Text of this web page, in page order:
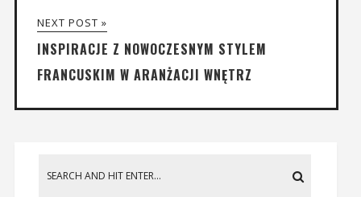
NEXT POST »
INSPIRACJE Z NOWOCZESNYM STYLEM
FRANCUSKIM W ARANŻACJI WNĘTRZ